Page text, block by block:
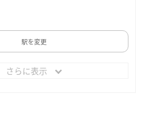
駅を変更
さらに表示